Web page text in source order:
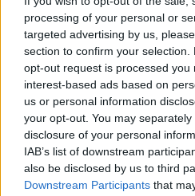
processing of your personal or
targeted advertising by us,
section to confirm your
opt-out request is processed you
interest-based ads based on
us or personal information
your opt-out. You may
disclosure of your personal
IAB’s list of downstream
also be disclosed by us to third
Downstream Participants that
Αίσθηση
32° Άνεμος
3 bf
3 bf Βορειοανατολικός
Λεπτομέρειες
Ριπή Ανέμου 3 bf
Νεφοκάλυψη 35 %
Ορατότητα 0 km
Υγρασία 27 %
Υετός 0.0 mm/hr
Είδος Υετού
Δεν υπάρχει
Σημείο δρόσου 0 °C
Πίεση 1012 hPa
Ηλιακή ακτινοβολία 0 W/m²